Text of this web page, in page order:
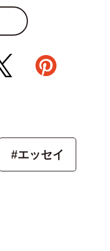
#エッセイ